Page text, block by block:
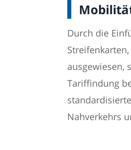
Durch die
ausgewiesen,
Tariffindung
Nahverkehrs